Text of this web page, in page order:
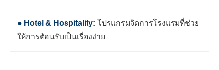
● Hotel & Hospitality: โปรแกรมจัดการโรงแรมที่ช่วย
ให้การต้อนรับเป็นเรื่องง่าย